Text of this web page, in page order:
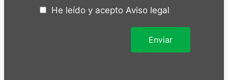
He leído y acepto Aviso legal